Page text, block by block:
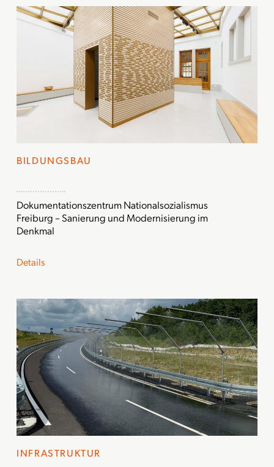
BILDUNGSBAU
Dokumentationszentrum Nationalsozialismus
Freiburg – Sanierung und Modernisierung im
Denkmal
Details
INFRASTRUKTUR